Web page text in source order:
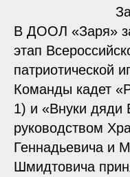
В ДООЛ «Заря»
этап
патриотической
Команды кадет
1) и «Внуки дяди
руководством
Геннадьевича и
Шмидтовича